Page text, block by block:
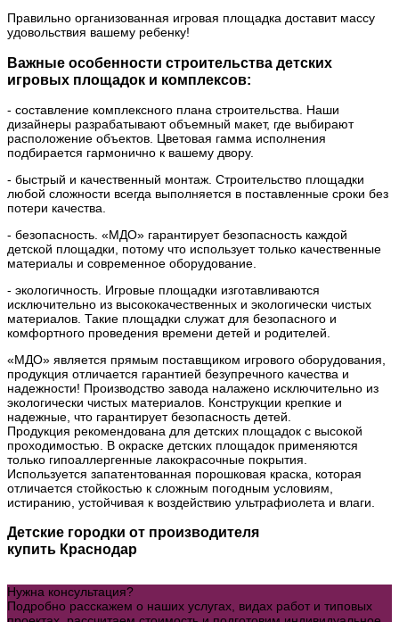
Правильно организованная игровая площадка доставит массу
удовольствия вашему ребенку!
Важные особенности строительства детских
игровых площадок и комплексов:
- составление комплексного плана строительства. Наши
дизайнеры разрабатывают объемный макет, где выбирают
расположение объектов. Цветовая гамма исполнения
подбирается гармонично к вашему двору.
- быстрый и качественный монтаж. Строительство площадки
любой сложности всегда выполняется в поставленные сроки без
потери качества.
- безопасность. «МДО» гарантирует безопасность каждой
детской площадки, потому что использует только качественные
материалы и современное оборудование.
- экологичность. Игровые площадки изготавливаются
исключительно из высококачественных и экологически чистых
материалов. Такие площадки служат для безопасного и
комфортного проведения времени детей и родителей.
«МДО» является прямым поставщиком игрового оборудования,
продукция отличается гарантией безупречного качества и
надежности! Производство завода налажено исключительно из
экологически чистых материалов. Конструкции крепкие и
надежные, что гарантирует безопасность детей.
Продукция рекомендована для детских площадок с высокой
проходимостью. В окраске детских площадок применяются
только гипоаллергенные лакокрасочные покрытия.
Используется запатентованная порошковая краска, которая
отличается стойкостью к сложным погодным условиям,
истиранию, устойчивая к воздействию ультрафиолета и влаги.
Детские городки от производителя
купить Краснодар
Нужна консультация?
Подробно расскажем о наших услугах, видах работ и типовых